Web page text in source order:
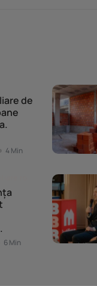
de
4 Min
6 Min